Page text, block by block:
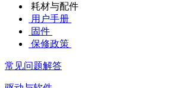
耗材与配件
用户手册
固件
保修政策
常见问题解答